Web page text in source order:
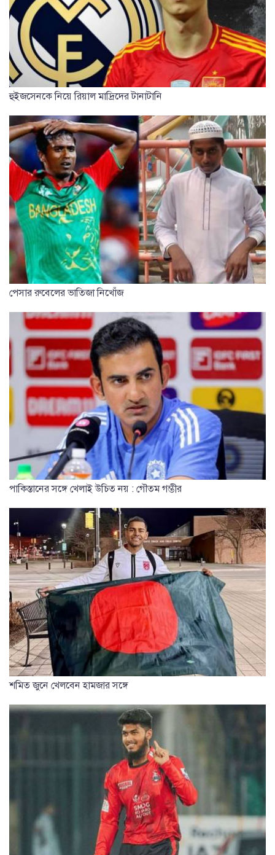
হুইজসেনকে নিয়ে রিয়াল মাদ্রিদের টানাটানি
পেসার রুবেলের ভাতিজা নিখোঁজ
পাকিস্তানের সঙ্গে খেলাই উচিত নয় : গৌতম গম্ভীর
শমিত জুনে খেলবেন হামজার সঙ্গে